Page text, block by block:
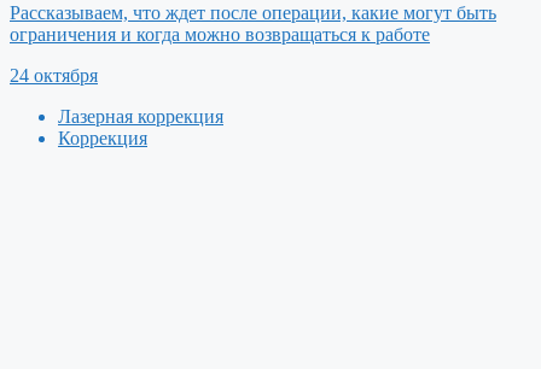
Рассказываем, что ждет после операции, какие могут быть
ограничения и когда можно возвращаться к работе
24 октября
Лазерная коррекция
Коррекция